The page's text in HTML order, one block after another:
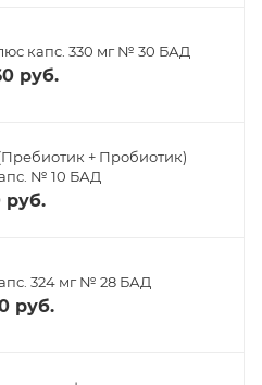
капс. 330 мг № 30 БАД
руб.
+ Пробиотик)
№ 10 БАД
руб.
324 мг № 28 БАД
руб.